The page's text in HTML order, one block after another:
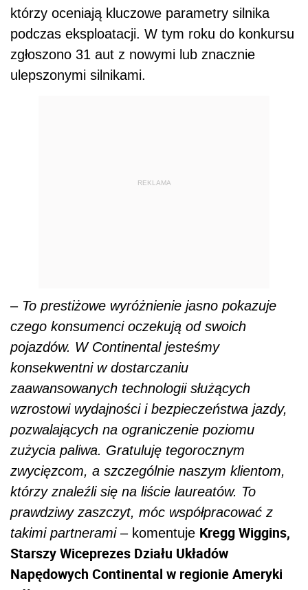
którzy oceniają kluczowe parametry silnika
podczas eksploatacji. W tym roku do konkursu
zgłoszono 31 aut z nowymi lub znacznie
ulepszonymi silnikami.
REKLAMA
– To prestiżowe wyróżnienie jasno pokazuje
czego konsumenci oczekują od swoich
pojazdów. W Continental jesteśmy
konsekwentni w dostarczaniu
zaawansowanych technologii służących
wzrostowi wydajności i bezpieczeństwa jazdy,
pozwalających na ograniczenie poziomu
zużycia paliwa. Gratuluję tegorocznym
zwycięzcom, a szczególnie naszym klientom,
którzy znaleźli się na liście laureatów. To
prawdziwy zaszczyt, móc współpracować z
takimi partnerami – komentuje Kregg Wiggins,
Starszy Wiceprezes Działu Układów
Napędowych Continental w regionie Ameryki